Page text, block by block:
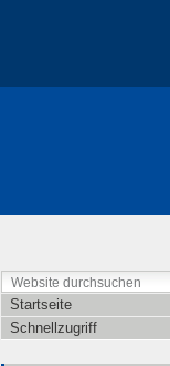
Die Reihe "Studia
Lexikon der
Startseite
Schnellzugriff